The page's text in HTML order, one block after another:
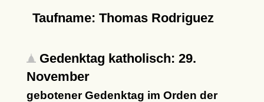
Taufname: Thomas Rodriguez
Gedenktag katholisch: 29.
November
gebotener Gedenktag im Orden der